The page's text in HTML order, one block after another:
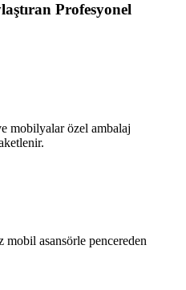
Profesyonel
mobilyalar özel ambalaj
mobil asansörle pencereden